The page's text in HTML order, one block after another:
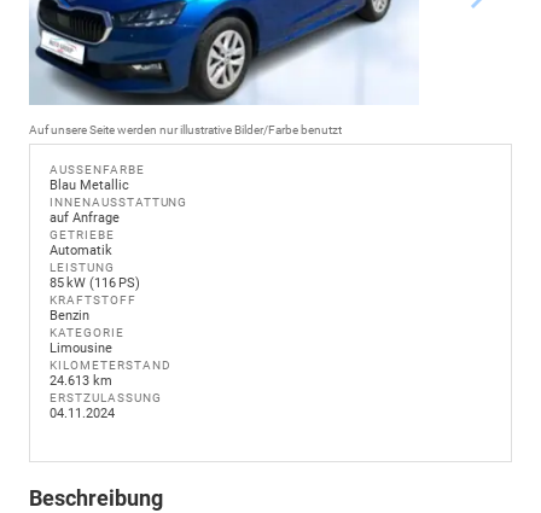
Auf unsere Seite werden nur illustrative Bilder/Farbe benutzt
AUSSENFARBE
Blau Metallic
INNENAUSSTATTUNG
auf Anfrage
GETRIEBE
Automatik
LEISTUNG
85 kW (116 PS)
KRAFTSTOFF
Benzin
KATEGORIE
Limousine
KILOMETERSTAND
24.613 km
ERSTZULASSUNG
04.11.2024
Beschreibung